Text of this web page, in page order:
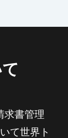
求書管理
て世界ト